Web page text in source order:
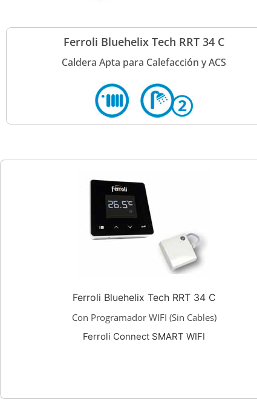
Ferroli Bluehelix Tech RRT 34 C
Caldera Apta para Calefacción y ACS
Ferroli Bluehelix Tech RRT 34 C
Con Programador WIFI (Sin Cables)
Ferroli Connect SMART WIFI